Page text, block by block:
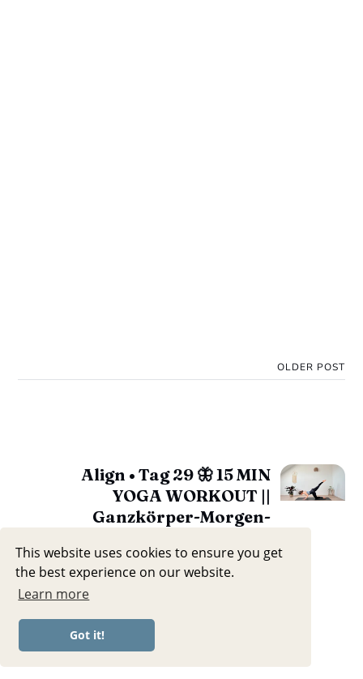
This website uses cookies to ensure you get
the best experience on our website.
Learn more
Got it!
OLDER POST
Align • Tag 29 🦋 15 MIN
YOGA WORKOUT ||
Ganzkörper-Morgen-
Start in den Tag